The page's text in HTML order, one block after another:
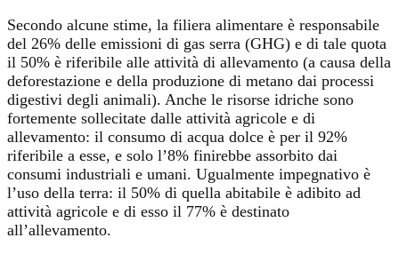
Secondo alcune stime, la filiera alimentare è responsabile
del 26% delle emissioni di gas serra (GHG) e di tale quota
il 50% è riferibile alle attività di allevamento (a causa della
deforestazione e della produzione di metano dai processi
digestivi degli animali). Anche le risorse idriche sono
fortemente sollecitate dalle attività agricole e di
allevamento: il consumo di acqua dolce è per il 92%
riferibile a esse, e solo l’8% finirebbe assorbito dai
consumi industriali e umani. Ugualmente impegnativo è
l’uso della terra: il 50% di quella abitabile è adibito ad
attività agricole e di esso il 77% è destinato
all’allevamento.